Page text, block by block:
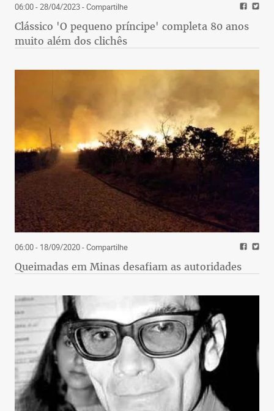
06:00 - 28/04/2023- Compartilhe
Clássico 'O pequeno príncipe' completa 80 anos
muito além dos clichês
06:00 - 18/09/2020- Compartilhe
Queimadas em Minas desafiam as autoridades